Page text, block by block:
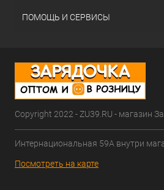
ПОМОЩЬ И СЕРВИСЫ
Copyright 2022 - ZU39.RU - магазин
Интернациональная 59А внутри
Посмотреть на карте